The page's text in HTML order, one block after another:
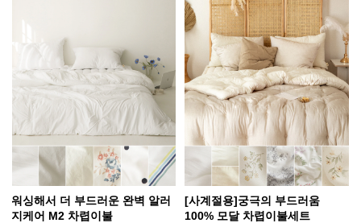
워싱해서 더 부드러운 완벽 알러
지케어 M2 차렵이불
[사계절용]궁극의 부드러움
100% 모달 차렵이불세트